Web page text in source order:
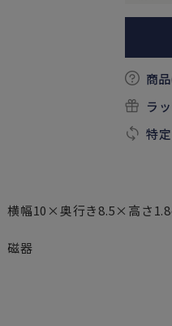
商
ラ
特
横幅10×奥行き8.5×高さ
磁器